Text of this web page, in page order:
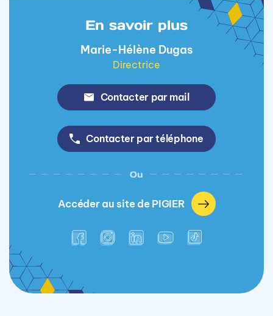
En savoir plus
Marie-Hélène Dugas
Directrice
Contacter par mail
Contacter par téléphone
Ou
Accéder au site de PIGIER